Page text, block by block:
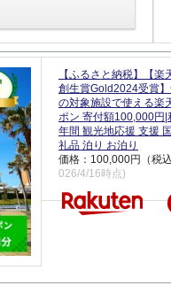
【ふるさと納税】【楽
創生賞Gold2024受賞
の対象施設で使える楽
ポン 寄付額100,000円|
年間 観光地応援 支援
礼品 泊り お泊り
価格：100,000円（税
026/4/16時点)